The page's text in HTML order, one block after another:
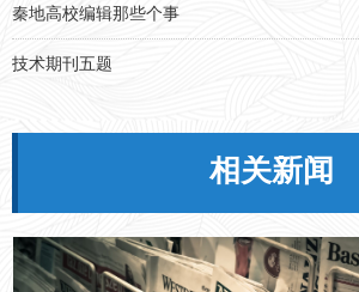
秦地高校编辑那些个事
技术期刊五题
相关新闻